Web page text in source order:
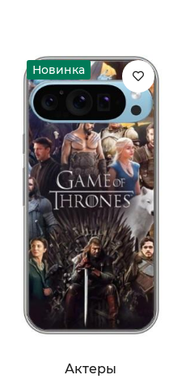
Новинка
Актеры